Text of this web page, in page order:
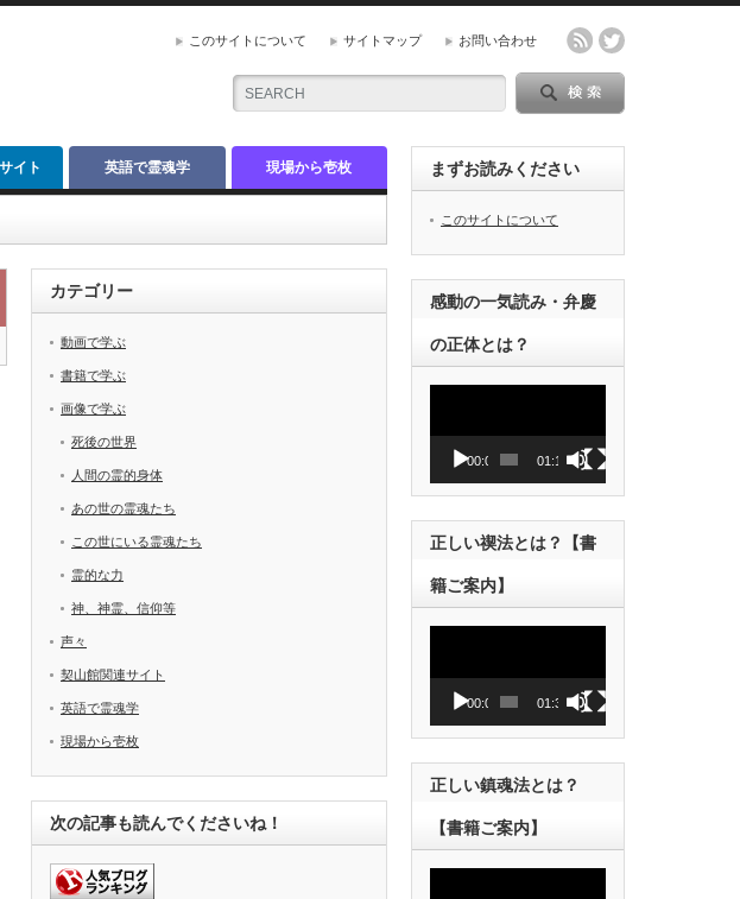
このサイトについて サイトマップ お問い合わせ
イト 英語で霊魂学 現場から壱枚
カテゴリー
動画で学ぶ
書籍で学ぶ
画像で学ぶ
死後の世界
人間の霊的身体
あの世の霊魂たち
この世にいる霊魂たち
霊的な力
神、神霊、信仰等
声々
契山館関連サイト
英語で霊魂学
現場から壱枚
次の記事も読んでくださいね！
まずお読みください
このサイトについて
感動の一気読み・弁慶
の正体とは？
ヤ
ー
00:00 01:12
正しい禊法とは？【書
籍ご案内】
ー
00:00 01:38
正しい鎮魂法とは？
【書籍ご案内】